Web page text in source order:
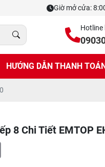
Giờ mở cửa:
Hotline
HƯỚNG DẪN THANH
8 Chi Tiết EMTOP